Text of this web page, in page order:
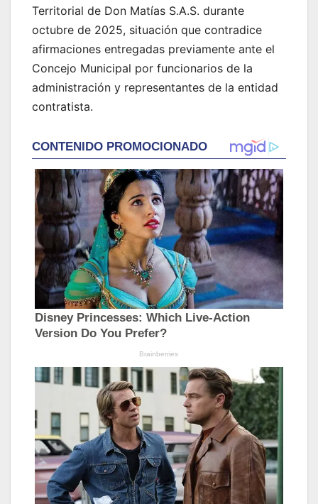
Territorial de Don Matías S.A.S. durante
octubre de 2025, situación que contradice
afirmaciones entregadas previamente ante el
Concejo Municipal por funcionarios de la
administración y representantes de la entidad
contratista.